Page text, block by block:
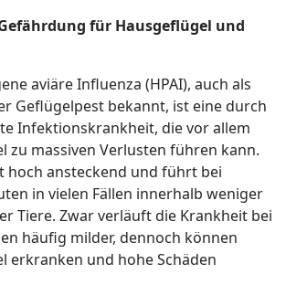
für Hausgeflügel und
aviäre Influenza (HPAI), auch als
Geflügelpest bekannt, ist eine durch
Infektionskrankheit, die vor allem
zu massiven Verlusten führen kann.
hoch ansteckend und führt bei
in vielen Fällen innerhalb weniger
Tiere. Zwar verläuft die Krankheit bei
häufig milder, dennoch können
erkranken und hohe Schäden